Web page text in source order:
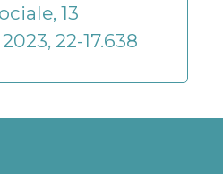
13
22-17.638